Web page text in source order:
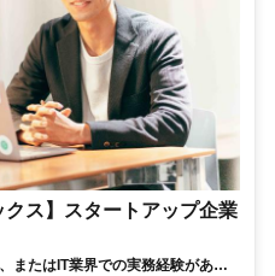
クス】スタートアップ企業
またはIT業界での実務経験がある